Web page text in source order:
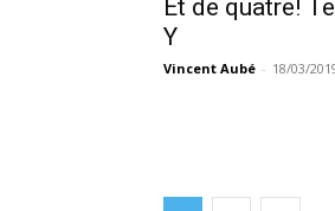
Et de quatre!
Y
Vincent Aubé - 18/03/